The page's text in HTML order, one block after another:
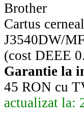
Brother
Cartus
J3540DW/
(cost DEEE
Garantie la
45 RON cu
actualizat la: